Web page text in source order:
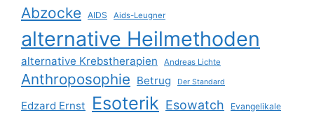
Abzocke AIDS Aids-Leugner
alternative Heilmethoden
alternative Krebstherapien Andreas Lichte
Anthroposophie Betrug Der Standard
Edzard Ernst Esoterik Esowatch Evangelikale